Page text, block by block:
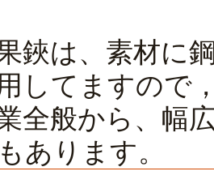
鋏は、素材に
してますので
全般から、幅
あります。